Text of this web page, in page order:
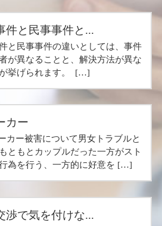
件と民事事件と...
と民事事件の違いとしては、事件
が異なることと、解決方法が異な
挙げられます。 […]
カー
カー被害について男女トラブルと
ともとカップルだった一方がスト
為を行う、一方的に好意を […]
渉で気を付けな...